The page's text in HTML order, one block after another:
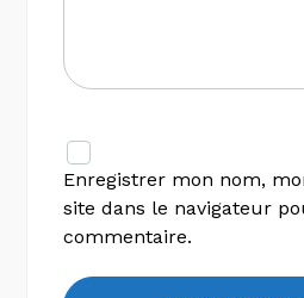
Enregistrer mon nom,
site dans le navigateur
commentaire.